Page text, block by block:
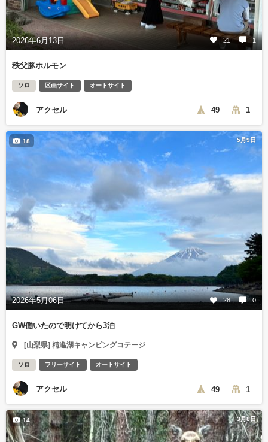
2026年6月13日 21 1
秩父豚ホルモン
ソロ 区画サイト オートサイト
アクセル 49 1
5月9日
2026年5月06日 28 0
18
GW働いたので明けてから3泊
[山梨県] 精進湖キャンピングコテージ
ソロ フリーサイト オートサイト
アクセル 49 1
3月8日
14